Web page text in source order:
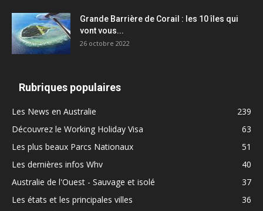
Grande Barrière de Corail : les 10 îles qui
vont vous...
26 octobre 2022
Rubriques populaires
Les News en Australie
239
Découvrez le Working Holiday Visa
63
Les plus beaux Parcs Nationaux
51
Les dernières infos Whv
40
Australie de l'Ouest - Sauvage et isolé
37
Les états et les principales villes
36